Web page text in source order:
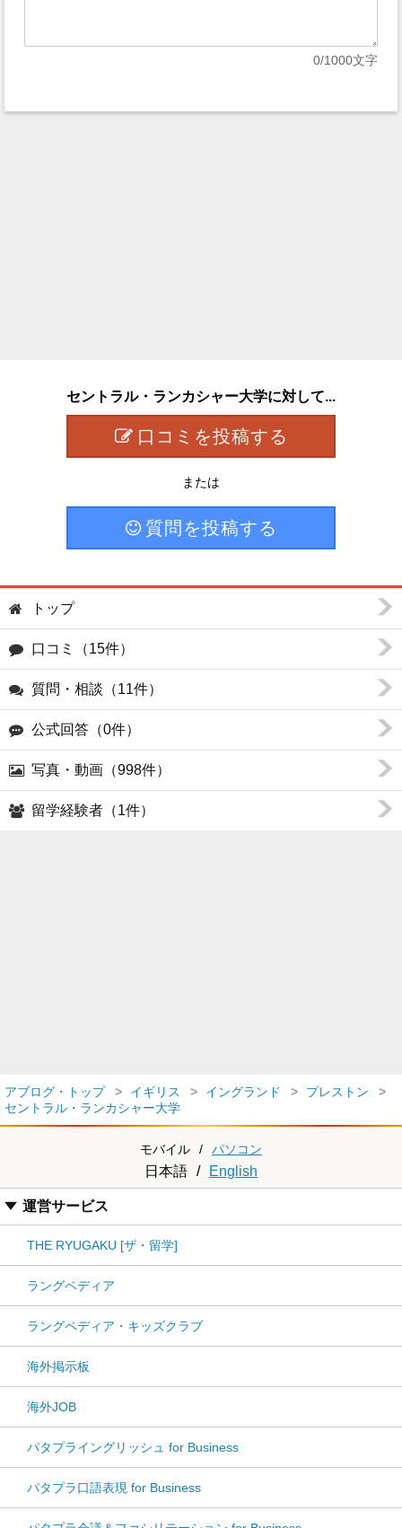
0/1000文字
セントラル・ランカシャー大学に対して...
口コミを投稿する
または
質問を投稿する
トップ
口コミ（15件）
質問・相談（11件）
公式回答（0件）
写真・動画（998件）
留学経験者（1件）
アブログ・トップ イギリス イングランド
プレストン
セントラル・ランカシャー大学
モバイル / パソコン
日本語 / English
運営サービス
THE RYUGAKU [ザ・留学]
ラングペディア
ラングペディア・キッズクラブ
海外掲示板
海外JOB
パタプライングリッシュ for Business
パタプラ口語表現 for Business